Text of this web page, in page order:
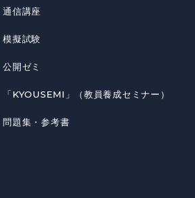
通信講座
模擬試験
公開ゼミ
「KYOUSEMI」（教員養成セミナー）
問題集・参考書